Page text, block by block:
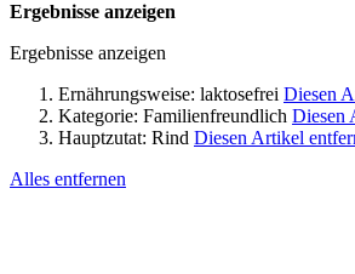
Ergebnisse anzeigen
Ergebnisse anzeigen
Ernährungsweise: laktosefrei Diesen
Kategorie: Familienfreundlich Diesen
Hauptzutat: Rind Diesen Artikel
Alles entfernen